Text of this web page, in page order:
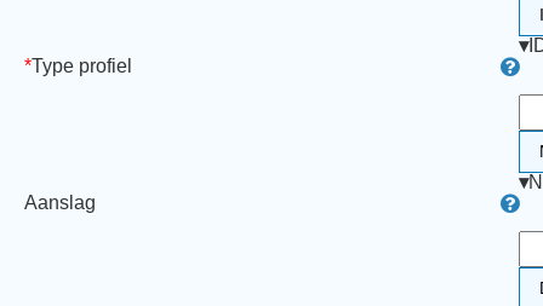
*Type profiel
▾
Aanslag
▾